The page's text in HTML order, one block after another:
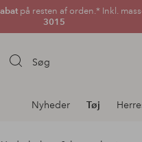
på resten af orden.* Inkl.
3015
Søg
Nyheder Tøj